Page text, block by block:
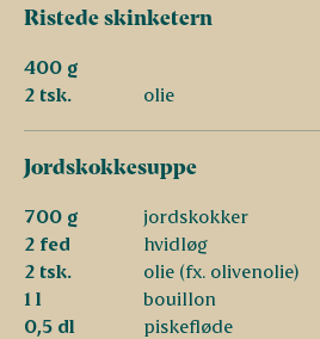
Ristede skinketern
400 g
2 tsk.
olie
Jordskokkesuppe
700 g
jordskokker
2 fed
hvidløg
2 tsk.
olie (fx. olivenolie)
1 l
bouillon
0,5 dl
piskefløde